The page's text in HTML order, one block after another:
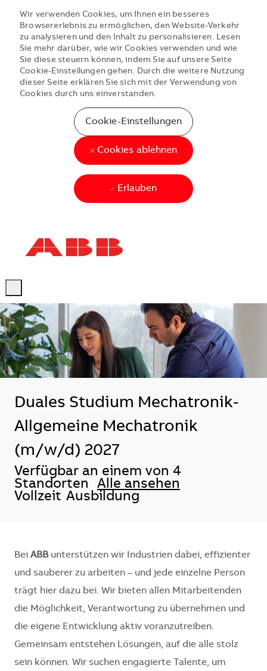
-
-
Wir verwenden Cookies, um Ihnen ein besseres
Browsererlebnis zu ermöglichen, den Website-Verkehr
zu analysieren und den Inhalt zu personalisieren. Lesen
Sie mehr darüber, wie wir Cookies verwenden und wie
Sie diese steuern können, indem Sie auf unsere Seite
Cookie-Einstellungen gehen. Durch die weitere Nutzung
dieser Seite erklären Sie sich mit der Verwendung von
Cookies durch uns einverstanden.
Cookie-Einstellungen
Cookies ablehnen
Erlauben
Duales Studium Mechatronik-
Allgemeine Mechatronik
(m/w/d) 2027
Verfügbar an einem von 4
Standorten
Alle ansehen
Vollzeit Ausbildung
Bei ABBunterstützen wir Industrien dabei, effizienter
und sauberer zu arbeiten – und jede einzelne Person
trägt hier dazu bei. Wir bieten allen Mitarbeitenden
die Möglichkeit, Verantwortung zu übernehmen und
die eigene Entwicklung aktiv voranzutreiben.
Gemeinsam entstehen Lösungen, auf die alle stolz
sein können. Wir suchen engagierte Talente, um